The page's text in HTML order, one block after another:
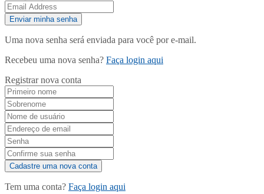
Uma nova senha será enviada para você por e-mail.
Recebeu uma nova senha? Faça login aqui
Registrar nova conta
Tem uma conta? Faça login aqui